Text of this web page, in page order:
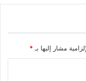
مشار إليها بـ *